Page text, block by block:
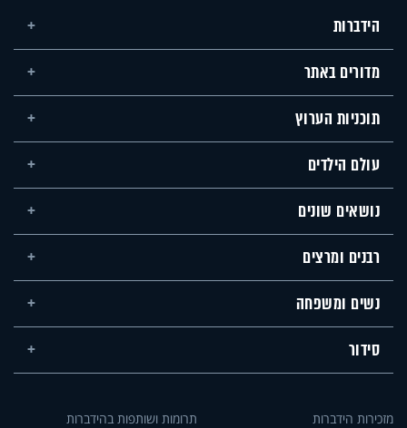
הידברות
מדורים באתר
תוכניות הערוץ
עולם הילדים
נושאים שונים
רבנים ומרצים
נשים ומשפחה
סידור
מזכירות הידברות תרומות ושותפות בהידברות